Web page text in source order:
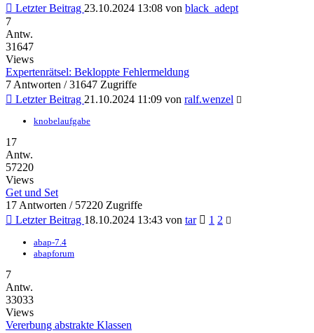
Letzter Beitrag 23.10.2024 13:08 von black_adept
7
Antw.
31647
Views
Expertenrätsel: Bekloppte Fehlermeldung
7 Antworten / 31647 Zugriffe
Letzter Beitrag 21.10.2024 11:09 von ralf.wenzel
knobelaufgabe
17
Antw.
57220
Views
Get und Set
17 Antworten / 57220 Zugriffe
Letzter Beitrag 18.10.2024 13:43 von tar 1 2
abap-7.4
abapforum
7
Antw.
33033
Views
Vererbung abstrakte Klassen